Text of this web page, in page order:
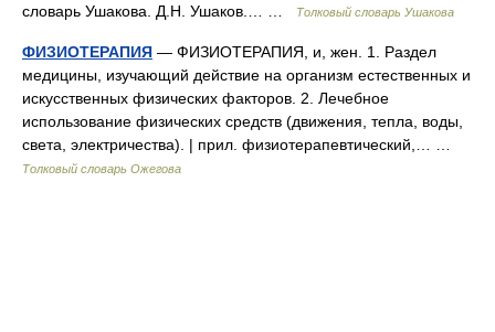
словарь Ушакова. Д.Н. Ушаков.… …
Толковый словарь Ушакова
ФИЗИОТЕРАПИЯ — ФИЗИОТЕРАПИЯ, и, жен. 1. Раздел
медицины, изучающий действие на организм естественных и
искусственных физических факторов. 2. Лечебное
использование физических средств (движения, тепла, воды,
света, электричества). | прил. физиотерапевтический,… …
Толковый словарь Ожегова